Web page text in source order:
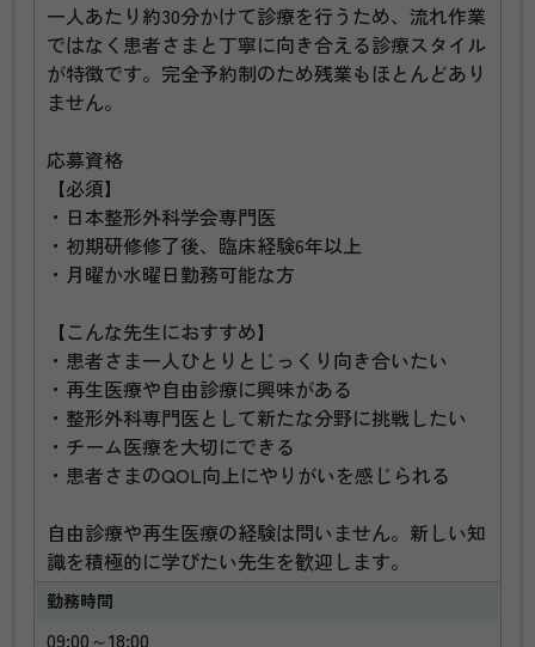
一人あたり約30分かけて診療を行うため、流れ作業
ではなく患者さまと丁寧に向き合える診療スタイル
が特徴です。完全予約制のため残業もほとんどあり
ません。
応募資格
【必須】
・日本整形外科学会専門医
・初期研修修了後、臨床経験6年以上
・月曜か水曜日勤務可能な方
【こんな先生におすすめ】
・患者さま一人ひとりとじっくり向き合いたい
・再生医療や自由診療に興味がある
・整形外科専門医として新たな分野に挑戦したい
・チーム医療を大切にできる
・患者さまのQOL向上にやりがいを感じられる
自由診療や再生医療の経験は問いません。新しい知
識を積極的に学びたい先生を歓迎します。
勤務時間
09:00～18:00